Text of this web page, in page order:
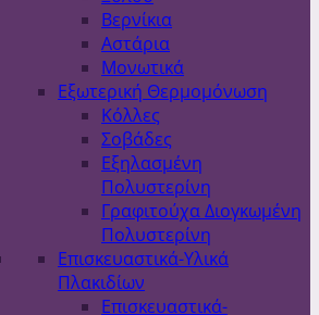
Βερνίκια
Αστάρια
Μονωτικά
Εξωτερική Θερμομόνωση
Κόλλες
Σοβάδες
Εξηλασμένη
Πολυστερίνη
Γραφιτούχα Διογκωμένη
Πολυστερίνη
Επισκευαστικά-Υλικά
Πλακιδίων
Επισκευαστικά-